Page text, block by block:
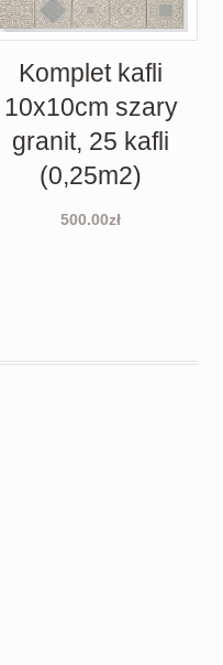
Komplet kafli
10x10cm szary
granit, 25 kafli
(0,25m2)
500.00zł